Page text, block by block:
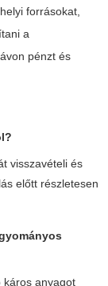
forrásokat,
a
pénzt és
visszavételi és
előtt részletesen
káros anyagot